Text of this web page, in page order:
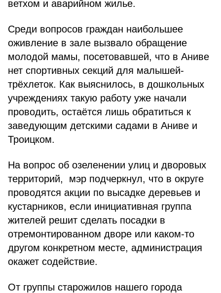
ветхом и аварийном жилье.
Среди вопросов граждан наибольшее
оживление в зале вызвало обращение
молодой мамы, посетовавшей, что в Аниве
нет спортивных секций для малышей-
трёхлеток. Как выяснилось, в дошкольных
учреждениях такую работу уже начали
проводить, остаётся лишь обратиться к
заведующим детскими садами в Аниве и
Троицком.
На вопрос об озеленении улиц и дворовых
территорий, мэр подчеркнул, что в округе
проводятся акции по высадке деревьев и
кустарников, если инициативная группа
жителей решит сделать посадки в
отремонтированном дворе или каком-то
другом конкретном месте, администрация
окажет содействие.
От группы старожилов нашего города